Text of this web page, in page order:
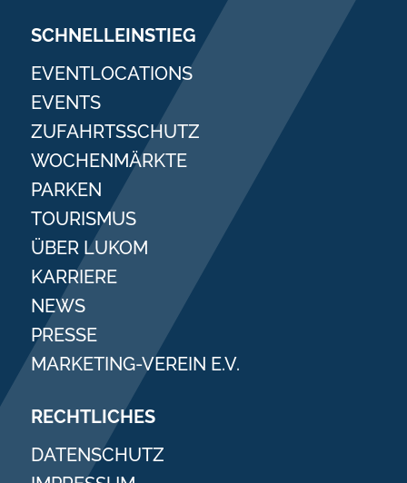
SCHNELLEINSTIEG
EVENTLOCATIONS
EVENTS
ZUFAHRTSSCHUTZ
WOCHENMÄRKTE
PARKEN
TOURISMUS
ÜBER LUKOM
KARRIERE
NEWS
PRESSE
MARKETING-VEREIN E.V.
RECHTLICHES
DATENSCHUTZ